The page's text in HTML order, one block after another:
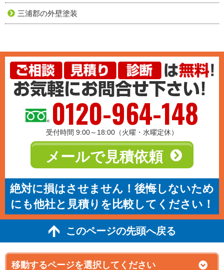
三浦郡の外壁塗装
0120-964-148
受付時間 9:00～18:00（火曜・水曜定休）
メールで見積依頼
絶対に損はさせません！後悔しないため
にも他社と見積りを比較してください！
このページの先頭へ戻る